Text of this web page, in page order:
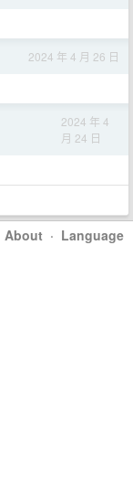
2024 年 4 月 26 日
2024 年 4
月 24 日
About · Language